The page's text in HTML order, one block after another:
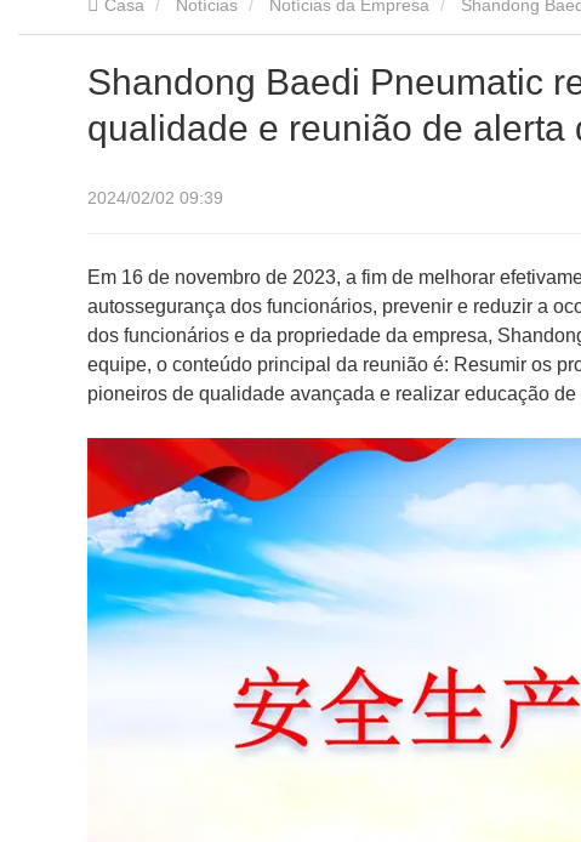
Casa Notícias Notícias da Empresa Shandong
Shandong Baedi Pneumatic
qualidade e reunião de
2024/02/02 09:39
Em 16 de novembro de 2023, a fim de melhorar
autossegurança dos funcionários, prevenir e reduzir a
dos funcionários e da propriedade da empresa,
equipe, o conteúdo principal da reunião é: Resumir os
pioneiros de qualidade avançada e realizar educação